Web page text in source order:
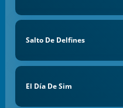
Salto De Delfines
El Día De Sim